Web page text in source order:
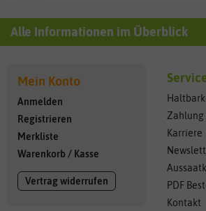
Alle Informationen im Überblick
Mein Konto
Anmelden
Registrieren
Merkliste
Warenkorb / Kasse
Vertrag widerrufen
Zahlung
Karriere
PDF
Kontakt